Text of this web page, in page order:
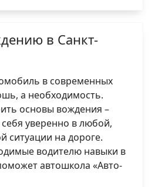
в Санкт-
в современных
а необходимость.
основы вождения –
уверенно в любой,
ситуации на дороге.
водителю навыки в
автошкола «Авто-